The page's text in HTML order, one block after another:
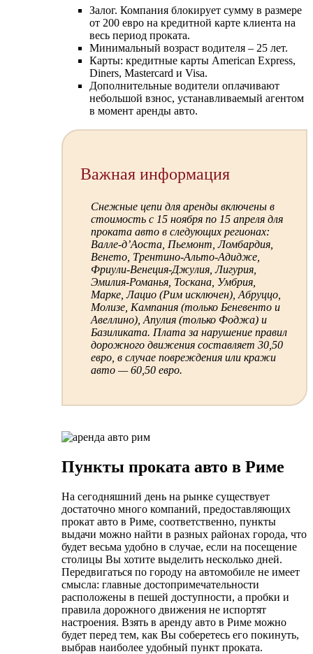
Залог. Компания блокирует сумму в размере
от 200 евро на кредитной карте клиента на
весь период проката.
Минимальный возраст водителя – 25 лет.
Карты: кредитные карты American Express,
Diners, Mastercard и Visa.
Дополнительные водители оплачивают
небольшой взнос, устанавливаемый агентом
в момент аренды авто.
Важная информация
Снежные цепи для аренды включены в
стоимость с 15 ноября по 15 апреля для
проката авто в следующих регионах:
Валле-д’Аоста, Пьемонт, Ломбардия,
Венето, Трентино-Альто-Адидже,
Фриули-Венеция-Джулия, Лигурия,
Эмилия-Романья, Тоскана, Умбрия,
Марке, Лацио (Рим исключен), Абруццо,
Молизе, Кампания (только Беневенто и
Авеллино), Апулия (только Фоджа) и
Базиликата. Плата за нарушение правил
дорожного движения составляет 30,50
евро, в случае повреждения или кражи
авто — 60,50 евро.
Пункты проката авто в Риме
На сегодняшний день на рынке существует
достаточно много компаний, предоставляющих
прокат авто в Риме, соответственно, пункты
выдачи можно найти в разных районах города, что
будет весьма удобно в случае, если на посещение
столицы Вы хотите выделить несколько дней.
Передвигаться по городу на автомобиле не имеет
смысла: главные достопримечательности
расположены в пешей доступности, а пробки и
правила дорожного движения не испортят
настроения. Взять в аренду авто в Риме можно
будет перед тем, как Вы соберетесь его покинуть,
выбрав наиболее удобный пункт проката.